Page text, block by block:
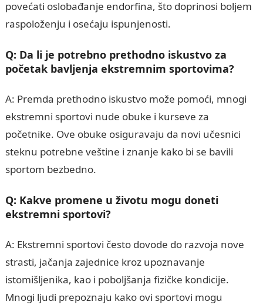
povećati oslobađanje endorfina, što doprinosi boljem
raspoloženju i osećaju ispunjenosti.
Q: Da li je potrebno prethodno iskustvo za
početak bavljenja ekstremnim sportovima?
A: Premda prethodno iskustvo može pomoći, mnogi
ekstremni sportovi nude obuke i kurseve za
početnike. Ove obuke osiguravaju da novi učesnici
steknu potrebne veštine i znanje kako bi se bavili
sportom bezbedno.
Q: Kakve promene u životu mogu doneti
ekstremni sportovi?
A: Ekstremni sportovi često dovode do razvoja nove
strasti, jačanja zajednice kroz upoznavanje
istomišljenika, kao i poboljšanja fizičke kondicije.
Mnogi ljudi prepoznaju kako ovi sportovi mogu